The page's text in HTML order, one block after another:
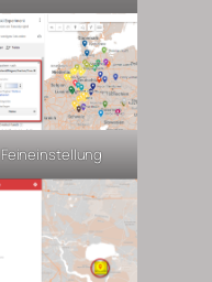
Feineinstellung